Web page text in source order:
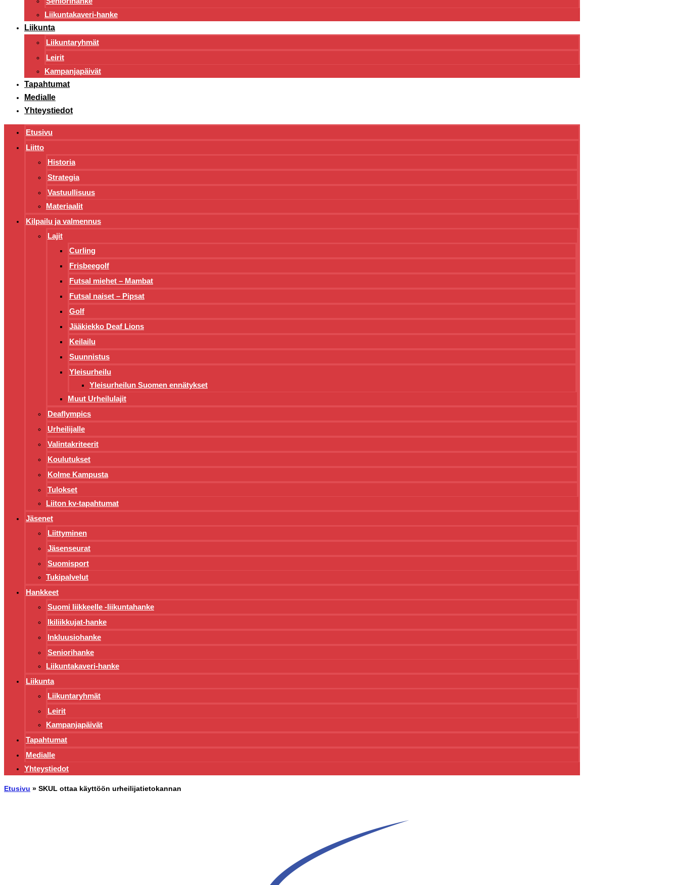
Liikuntakaveri-hanke
Liikunta
Liikuntaryhmät
Leirit
Kampanjapäivät
Tapahtumat
Medialle
Yhteystiedot
Etusivu
Liitto
Historia
Strategia
Vastuullisuus
Materiaalit
Kilpailu ja valmennus
Lajit
Curling
Frisbeegolf
Futsal miehet – Mambat
Futsal naiset – Pipsat
Golf
Jääkiekko Deaf Lions
Keilailu
Suunnistus
Yleisurheilu
Yleisurheilun Suomen ennätykset
Muut Urheilulajit
Deaflympics
Urheilijalle
Valintakriteerit
Koulutukset
Kolme Kampusta
Tulokset
Liiton kv-tapahtumat
Jäsenet
Liittyminen
Jäsenseurat
Suomisport
Tukipalvelut
Hankkeet
Suomi liikkeelle -liikuntahanke
Ikiliikkujat-hanke
Inkluusiohanke
Seniorihanke
Liikuntakaveri-hanke
Liikunta
Liikuntaryhmät
Leirit
Kampanjapäivät
Tapahtumat
Medialle
Yhteystiedot
Etusivu » SKUL ottaa käyttöön urheilijatietokannan